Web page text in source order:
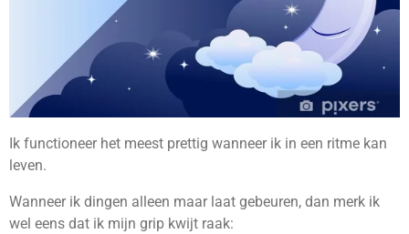
Ik functioneer het meest prettig wanneer ik in een ritme kan
leven.
Wanneer ik dingen alleen maar laat gebeuren, dan merk ik
wel eens dat ik mijn grip kwijt raak: